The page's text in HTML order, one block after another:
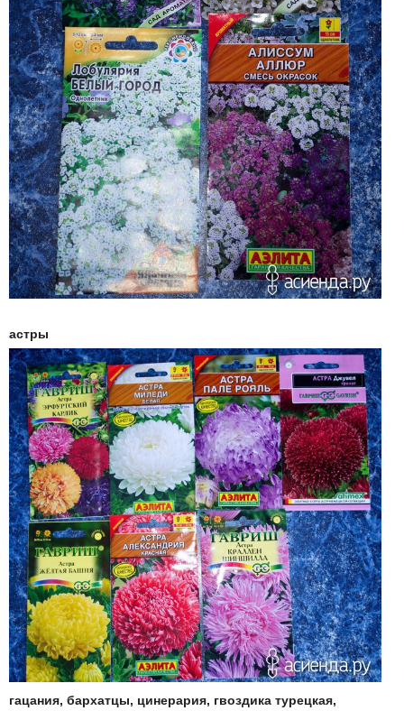
астры
гацания, бархатцы, цинерария, гвоздика турецкая,